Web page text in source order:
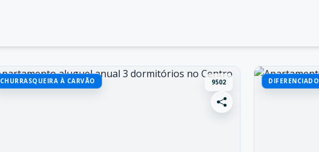
CHURRASQUEIRA À CARVÃO 9502 DIFERENCIADO